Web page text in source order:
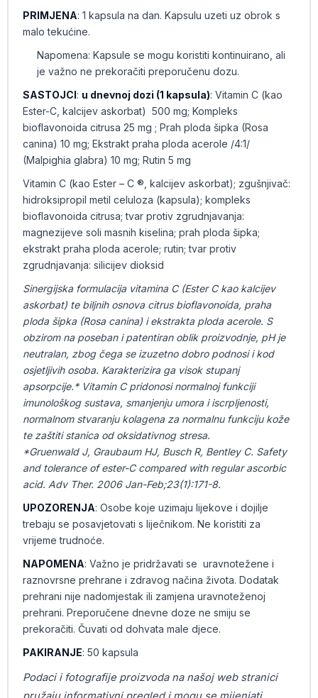
PRIMJENA: 1 kapsula na dan. Kapsulu uzeti uz obrok s
malo tekućine.
Napomena: Kapsule se mogu koristiti kontinuirano, ali
je važno ne prekoračiti preporučenu dozu.
SASTOJCI: u dnevnoj dozi (1 kapsula): Vitamin C (kao
Ester-C, kalcijev askorbat) 500 mg; Kompleks
bioflavonoida citrusa 25 mg ; Prah ploda šipka (Rosa
canina) 10 mg; Ekstrakt praha ploda acerole /4:1/
(Malpighia glabra) 10 mg; Rutin 5 mg
Vitamin C (kao Ester – C ®, kalcijev askorbat); zgušnjivač:
hidroksipropil metil celuloza (kapsula); kompleks
bioflavonoida citrusa; tvar protiv zgrudnjavanja:
magnezijeve soli masnih kiselina; prah ploda šipka;
ekstrakt praha ploda acerole; rutin; tvar protiv
zgrudnjavanja: silicijev dioksid
Sinergijska formulacija vitamina C (Ester C kao kalcijev
askorbat) te biljnih osnova citrus bioflavonoida, praha
ploda šipka (Rosa canina) i ekstrakta ploda acerole. S
obzirom na poseban i patentiran oblik proizvodnje, pH je
neutralan, zbog čega se izuzetno dobro podnosi i kod
osjetljivih osoba. Karakterizira ga visok stupanj
apsorpcije.* Vitamin C pridonosi normalnoj funkciji
imunološkog sustava, smanjenju umora i iscrpljenosti,
normalnom stvaranju kolagena za normalnu funkciju kože
te zaštiti stanica od oksidativnog stresa.
*Gruenwald J, Graubaum HJ, Busch R, Bentley C. Safety
and tolerance of ester-C compared with regular ascorbic
acid. Adv Ther. 2006 Jan-Feb;23(1):171-8.
UPOZORENJA: Osobe koje uzimaju lijekove i dojilje
trebaju se posavjetovati s liječnikom. Ne koristiti za
vrijeme trudnoće.
NAPOMENA: Važno je pridržavati se uravnotežene i
raznovrsne prehrane i zdravog načina života. Dodatak
prehrani nije nadomjestak ili zamjena uravnoteženoj
prehrani. Preporučene dnevne doze ne smiju se
prekoračiti. Čuvati od dohvata male djece.
PAKIRANJE: 50 kapsula
Podaci i fotografije proizvoda na našoj web stranici